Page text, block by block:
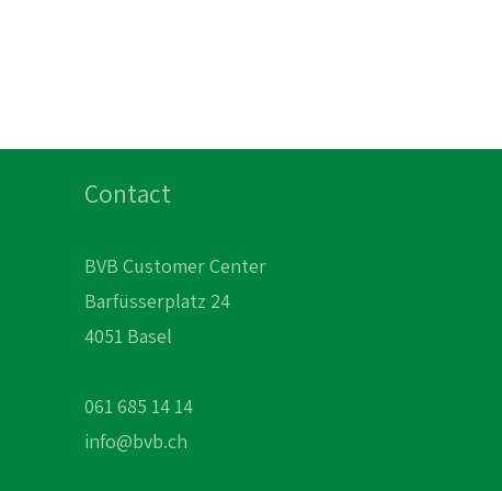
Contact
BVB Customer Center
Barfüsserplatz 24
4051 Basel
061 685 14 14
info@bvb.ch